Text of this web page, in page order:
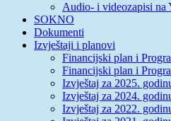
Audio- i videozapisi na
SOKNO
Dokumenti
Izvještaji i planovi
Financijski plan i
Financijski plan i
Izvještaj za 2025.
Izvještaj za 2024.
Izvještaj za 2022.